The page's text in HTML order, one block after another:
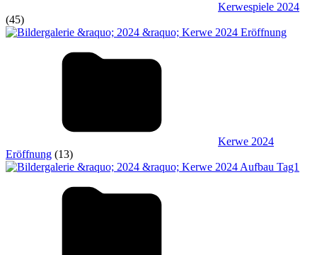
Kerwespiele 2024
(45)
Kerwe 2024
Eröffnung (13)